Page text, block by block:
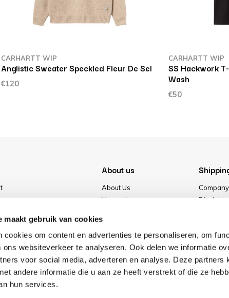
maakt gebruik van cookies
cookies om content en advertenties te personaliseren, om
ons websiteverkeer te analyseren. Ook delen we informatie
voor social media, adverteren en analyse. Deze partners
andere informatie die u aan ze heeft verstrekt of die ze
hun services.
CARHARTT WIP
Anglistic Sweater Speckled Fleur De Sel
€120
CARHARTT WIP
SS Hackwork
Wash
€50
Methods
About us
About Us
Vacancies
Our store
Disclaimer
Cookies